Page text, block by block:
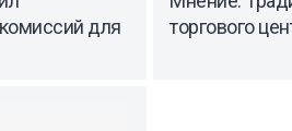
для
торгового